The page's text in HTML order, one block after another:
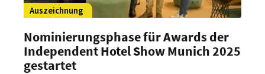
Auszeichnung
Nominierungsphase für Awards der
Independent Hotel Show Munich 2025
gestartet